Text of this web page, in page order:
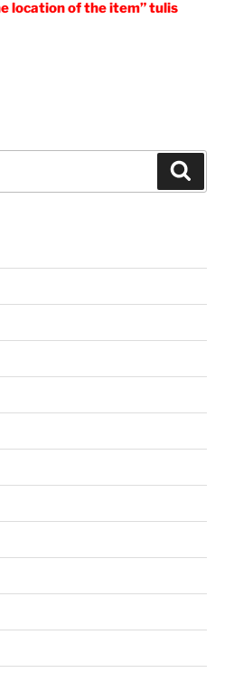
location of the item” tulis